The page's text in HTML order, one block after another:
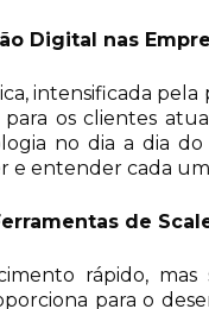
Digital nas
intensificada
os clientes
no dia a dia
e entender cada
de
rápido,
para o